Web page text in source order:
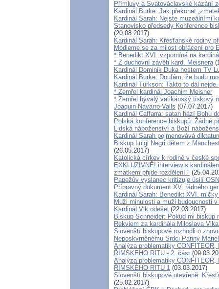
Přímluvy a Svatováclavské kázání
Kardinál Burke: Jak překonat
Kardinál Sarah: Nejste muzeálními
Stanovisko předsedy Konference
(20.08.2017)
Kardinál Sarah: Křesťanské rodiny
Modleme se za milost obrácení pro
* Benedikt XVI. vzpomíná na
* Z duchovní závěti kard. Meisnera
Kardinál Dominik Duka hostem TV
Kardinál Burke: Doufám, že budu
Kardinál Turkson: Takto to dál
* Zemřel kardinál Joachim Meisner
* Zemřel bývalý vatikánský tiskový
Joaquin Navarro-Valls (07.07.2017)
Kardinál Caffarra: satan hází Bohu
Polská konference biskupů: Žádné
Lidská náboženství a Boží
Kardinál Sarah pojmenovává
Biskup Luigi Negri dětem z
(26.05.2017)
Katolická církev k rodině v české
EXKLUZIVNĚ! interview s
zmatkem přijde rozdělení."
Papežův vyslanec kritizuje úsilí
Přípravný dokument XV. řádného
Kardinál Sarah: Benedikt XVI.
Muži minulosti a muži budoucnosti
Kardinál Vlk odešel (22.03.2017)
Biskup Schneider: Pokud mi
Rekviem za kardinála Miloslava
Slovenští biskupové rozhodli o
Neposkvrněnému Srdci Panny Marie!
Analýza problematiky
ŘÍMSKEHO RITU - 2. část
Analýza problematiky
ŘÍMSKÉHO RITU 1 (03.03.2017)
Slovenští biskupové otevřeně:
(25.02.2017)